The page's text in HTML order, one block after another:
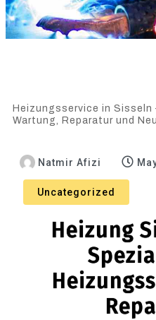
Heizungsservice in Sisseln
Wartung, Reparatur und
Natmir Afizi
Uncategorized
Heizung